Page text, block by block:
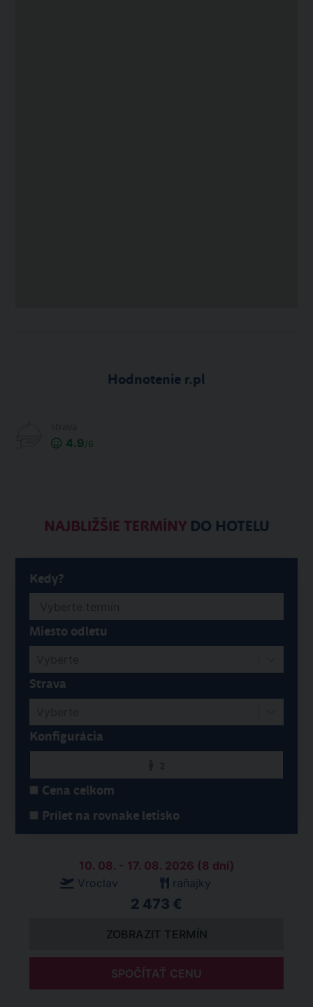
Hodnotenie r.pl
4.9/6
NAJBLIŽŠIE TERMÍNYDO HOTELU
Kedy?
Miesto odletu
Strava
Konfigurácia
Cena celkom
Prílet na rovnake letisko
10. 08. - 17. 08. 2026 (8 dní)
Vroclav
raňajky
2 473 €
ZOBRAZIT TERMÍN
SPOČÍTAŤ CENU